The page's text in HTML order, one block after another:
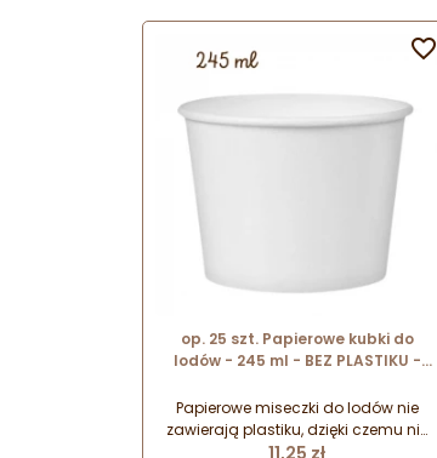
op. 25 szt. Papierowe kubki do
lodów - 245 ml - BEZ PLASTIKU -
lodów i deserów na wynos
Papierowe miseczki do lodów nie
zawierają plastiku, dzięki czemu nie
podlegają dodatkowej opłacie SUP
Cena
